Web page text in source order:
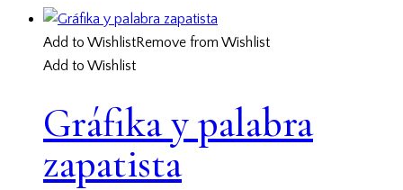
Add to WishlistRemove from Wishlist
Add to Wishlist
Gráfika y palabra
zapatista